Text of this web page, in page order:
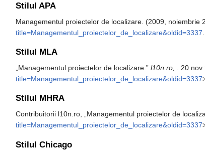
Stilul APA
Managementul proiectelor de localizare. (2009, noiembrie
title=Managementul_proiectelor_de_localizare&oldid=3337
Stilul MLA
„Managementul proiectelor de localizare.” l10n.ro, . 20
title=Managementul_proiectelor_de_localizare&oldid=3337
Stilul MHRA
Contribuitorii l10n.ro, „Managementul proiectelor de
title=Managementul_proiectelor_de_localizare&oldid=3337
Stilul Chicago